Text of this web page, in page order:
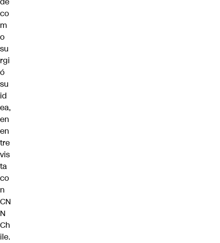
co
m
o
su
rgi
ó
su
id
ea,
en
en
tre
vis
ta
co
n
CN
N
Ch
ile.